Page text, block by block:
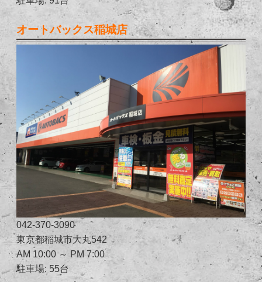
オートバックス稲城店
042-370-3090
東京都稲城市大丸542
AM 10:00 ～ PM 7:00
駐車場: 55台